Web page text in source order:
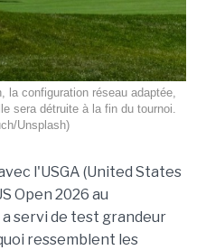
la configuration réseau adaptée,
sera détruite à la fin du tournoi.
Unsplash)
l'USGA (United States
Open 2026 au
servi de test grandeur
ressemblent les